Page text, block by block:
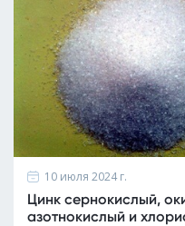
10 июля 2024 г.
Цинк сернокислый,
азотнокислый и